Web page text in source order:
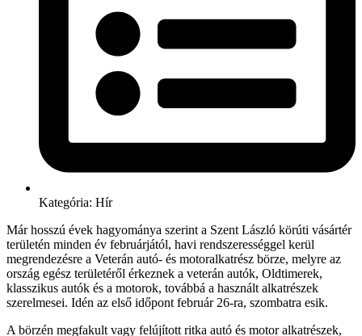
Kategória: Hír
Már hosszú évek hagyománya szerint a Szent László körúti vásártér
területén minden év februárjától, havi rendszerességgel kerül
megrendezésre a Veterán autó- és motoralkatrész börze, melyre az
ország egész területéről érkeznek a veterán autók, Oldtimerek,
klasszikus autók és a motorok, továbbá a használt alkatrészek
szerelmesei. Idén az első időpont február 26-ra, szombatra esik.
A börzén megfakult vagy felújított ritka autó és motor alkatrészek,